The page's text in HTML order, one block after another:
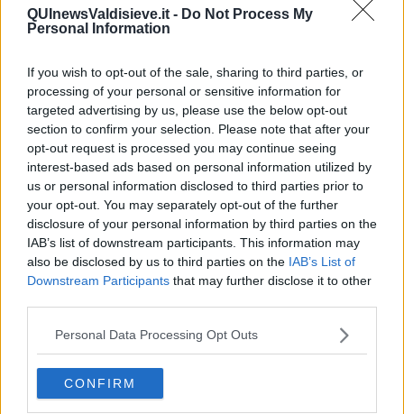
QUInewsValdisieve.it - Do Not Process My
Personal Information
If you wish to opt-out of the sale, sharing to third parties, or
processing of your personal or sensitive information for
targeted advertising by us, please use the below opt-out
section to confirm your selection. Please note that after your
opt-out request is processed you may continue seeing
interest-based ads based on personal information utilized by
us or personal information disclosed to third parties prior to
your opt-out. You may separately opt-out of the further
disclosure of your personal information by third parties on the
IAB’s list of downstream participants. This information may
also be disclosed by us to third parties on the IAB’s List of
Downstream Participants that may further disclose it to other
Personal Data Processing Opt Outs
CONFIRM
Da Capodanno a Carnevale
Schizzi di fango
La festa di Capodanno
Natale 2024
Re e regnanti
A noi interessa il dito non la luna
Come rubare allo stato e vivere felici
Una performance
Il compagno
​Io (allo specchio)
Tramonto
Passato, presente, futuro
La virtù del non fare
Il giorno dei saldi
Leggendo l'Eneide
​(In)sicurezza stradale
Il decalogo del politico
Un calcio alla finzione
Solitudine
Mercanti nel tempio